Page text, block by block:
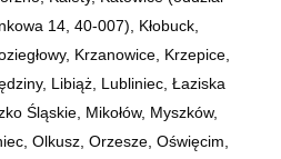
14, 40-007) , Kłobuck,
Krzanowice, Krzepice,
Libiąż, Lubliniec, Łaziska
Śląskie, Mikołów, Myszków,
Olkusz, Orzesze, Oświęcim,